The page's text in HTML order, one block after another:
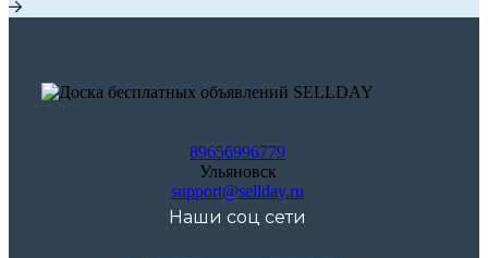
89656996779
Ульяновск
support@sellday.ru
Наши соц сети